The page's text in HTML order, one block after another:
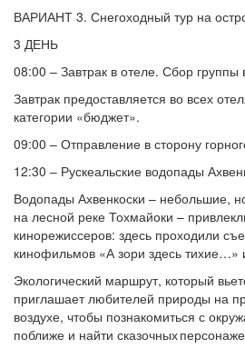
ВАРИАНТ 3. Снегоходный тур на
3 ДЕНЬ
08:00 – Завтрак в отеле. Сбор группы
Завтрак предоставляется во всех
категории «бюджет».
09:00 – Отправление в сторону
12:30 – Рускеальские водопады
Водопады Ахвенкоски – небольшие,
на лесной реке Тохмайоки –
кинорежиссеров: здесь проходили
кинофильмов «А зори здесь
Экологический маршрут, который
приглашает любителей природы на
воздухе, чтобы познакомиться с
поближе и найти сказочных